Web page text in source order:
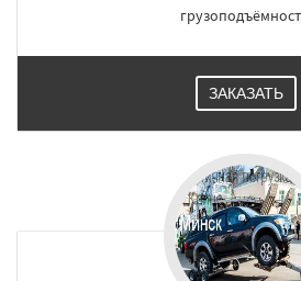
ЗАКАЗАТЬ